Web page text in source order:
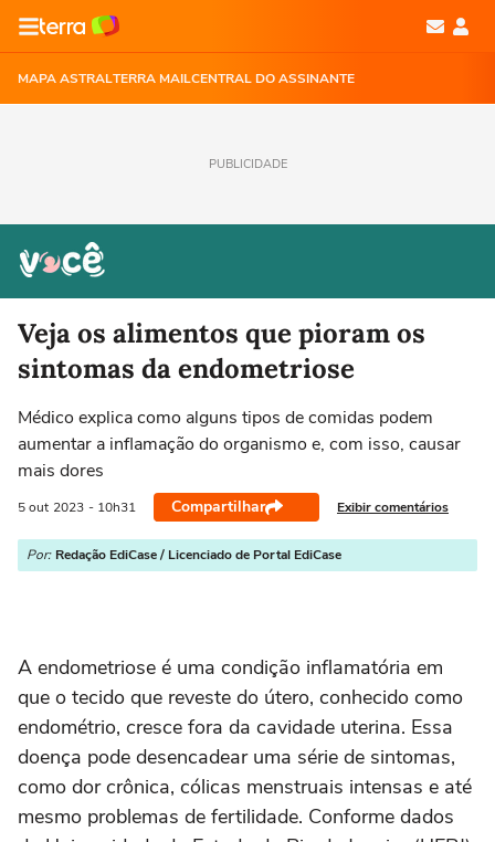
MAPA ASTRALTERRA MAILCENTRAL DO ASSINANTE
PUBLICIDADE
Veja os alimentos que pioram os
sintomas da endometriose
Médico explica como alguns tipos de comidas podem
aumentar a inflamação do organismo e, com isso, causar
mais dores
5 out 2023 - 10h31 Compartilhar Exibir comentários
Por: Redação EdiCase / Licenciado de Portal EdiCase
A endometriose é uma condição inflamatória em
que o tecido que reveste do útero, conhecido como
endométrio, cresce fora da cavidade uterina. Essa
doença pode desencadear uma série de sintomas,
como dor crônica, cólicas menstruais intensas e até
mesmo problemas de fertilidade. Conforme dados